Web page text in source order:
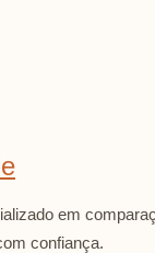
em
confiança.